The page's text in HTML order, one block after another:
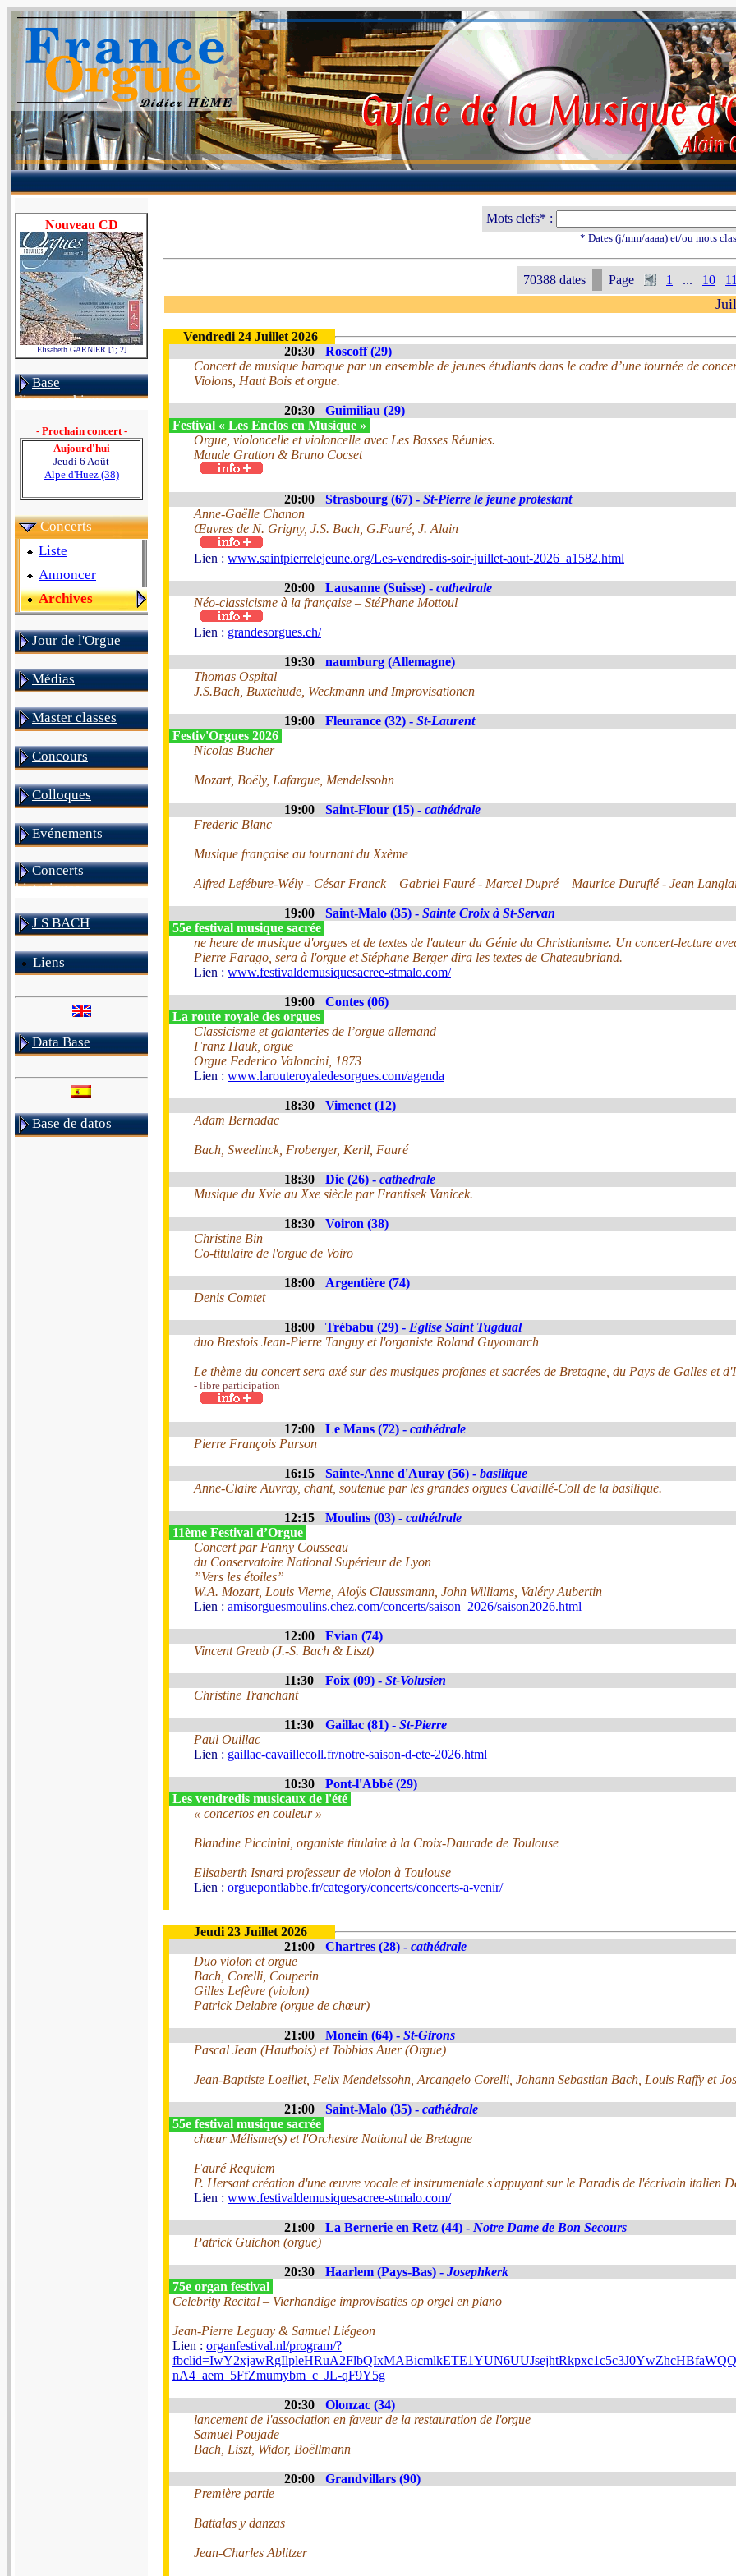
Nouveau CD
Elisabeth GARNIER [1; 2]
Base
discographique
- Prochain concert -
Aujourd'hui
Jeudi 6 Août
Alpe d'Huez (38)
Concerts
Liste
Annoncer
Archives
Jour de l'Orgue
Médias
Master classes
Concours
Colloques
Evénements
Concerts
historiques
J S BACH
Liens
Data Base
Base de datos
Mots clefs* :
* Dates (j/mm/aaaa) et/ou mots
70388 dates Page 1 ... 10 11
Vendredi 24 Juillet 2026
20:30
Roscoff (29)
Concert de musique baroque par un ensemble de jeunes étudiants dans le cadre d’une tournée de
Violons, Haut Bois et orgue.
20:30
Guimiliau (29)
Festival « Les Enclos en Musique »
Orgue, violoncelle et violoncelle avec Les Basses Réunies.
Maude Gratton & Bruno Cocset
20:00 Strasbourg (67) - St-Pierre le jeune protestant
Anne-Gaëlle Chanon
Œuvres de N. Grigny, J.S. Bach, G.Fauré, J. Alain
Lien : www.saintpierrelejeune.org/Les-vendredis-soir-juillet-aout-2026_a1582.html
20:00 Lausanne (Suisse) - cathedrale
Néo-classicisme à la française – StéPhane Mottoul
Lien : grandesorgues.ch/
19:30
naumburg (Allemagne)
Thomas Ospital
J.S.Bach, Buxtehude, Weckmann und Improvisationen
19:00 Fleurance (32) - St-Laurent
Festiv'Orgues 2026
Nicolas Bucher
Mozart, Boëly, Lafargue, Mendelssohn
19:00 Saint-Flour (15) - cathédrale
Frederic Blanc
Musique française au tournant du Xxème
Alfred Lefébure-Wély - César Franck – Gabriel Fauré - Marcel Dupré – Maurice Duruflé - Jean
19:00 Saint-Malo (35) - Sainte Croix à St-Servan
55e festival musique sacrée
ne heure de musique d'orgues et de textes de l'auteur du Génie du Christianisme. Un concert-lecture
Pierre Farago, sera à l'orgue et Stéphane Berger dira les textes de Chateaubriand.
Lien : www.festivaldemusiquesacree-stmalo.com/
19:00
Contes (06)
La route royale des orgues
Classicisme et galanteries de l’orgue allemand
Franz Hauk, orgue
Orgue Federico Valoncini, 1873
Lien : www.larouteroyaledesorgues.com/agenda
18:30
Vimenet (12)
Adam Bernadac
Bach, Sweelinck, Froberger, Kerll, Fauré
18:30 Die (26) - cathedrale
Musique du Xvie au Xxe siècle par Frantisek Vanicek.
18:30
Voiron (38)
Christine Bin
Co-titulaire de l'orgue de Voiro
18:00
Argentière (74)
Denis Comtet
18:00 Trébabu (29) - Eglise Saint Tugdual
duo Brestois Jean-Pierre Tanguy et l'organiste Roland Guyomarch
Le thème du concert sera axé sur des musiques profanes et sacrées de Bretagne, du Pays de Galles et
- libre participation
17:00 Le Mans (72) - cathédrale
Pierre François Purson
16:15 Sainte-Anne d'Auray (56) - basilique
Anne-Claire Auvray, chant, soutenue par les grandes orgues Cavaillé-Coll de la basilique.
12:15 Moulins (03) - cathédrale
11ème Festival d’Orgue
Concert par Fanny Cousseau
du Conservatoire National Supérieur de Lyon
”Vers les étoiles”
W.A. Mozart, Louis Vierne, Aloÿs Claussmann, John Williams, Valéry Aubertin
Lien : amisorguesmoulins.chez.com/concerts/saison_2026/saison2026.html
12:00
Evian (74)
Vincent Greub (J.-S. Bach & Liszt)
11:30 Foix (09) - St-Volusien
Christine Tranchant
11:30 Gaillac (81) - St-Pierre
Paul Ouillac
Lien : gaillac-cavaillecoll.fr/notre-saison-d-ete-2026.html
10:30
Pont-l'Abbé (29)
Les vendredis musicaux de l'été
« concertos en couleur »
Blandine Piccinini, organiste titulaire à la Croix-Daurade de Toulouse
Elisaberth Isnard professeur de violon à Toulouse
Lien : orguepontlabbe.fr/category/concerts/concerts-a-venir/
Jeudi 23 Juillet 2026
21:00
Chartres (28) - cathédrale
Duo violon et orgue
Bach, Corelli, Couperin
Gilles Lefèvre (violon)
Patrick Delabre (orgue de chœur)
21:00 Monein (64) - St-Girons
Pascal Jean (Hautbois) et Tobbias Auer (Orgue)
Jean-Baptiste Loeillet, Felix Mendelssohn, Arcangelo Corelli, Johann Sebastian Bach, Louis Raffy et
21:00 Saint-Malo (35) - cathédrale
55e festival musique sacrée
chœur Mélisme(s) et l'Orchestre National de Bretagne
Fauré Requiem
P. Hersant création d'une œuvre vocale et instrumentale s'appuyant sur le Paradis de l'écrivain italien
Lien : www.festivaldemusiquesacree-stmalo.com/
21:00 La Bernerie en Retz (44) - Notre Dame de Bon Secours
Patrick Guichon (orgue)
20:30 Haarlem (Pays-Bas) - Josephkerk
75e organ festival
Celebrity Recital – Vierhandige improvisaties op orgel en piano
Jean-Pierre Leguay & Samuel Liégeon
Lien : organfestival.nl/program/?
nA4_aem_5FfZmumybm_c_JL-qF9Y5g
20:30
Olonzac (34)
lancement de l'association en faveur de la restauration de l'orgue
Samuel Poujade
Bach, Liszt, Widor, Boëllmann
20:00
Grandvillars (90)
Première partie
Battalas y danzas
Jean-Charles Ablitzer